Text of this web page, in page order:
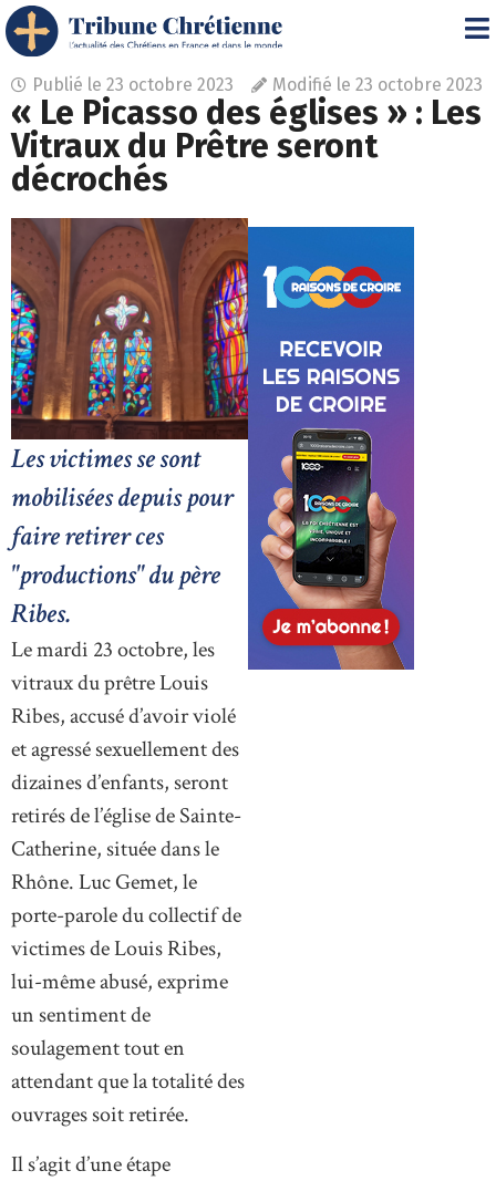
Publié le 23 octobre 2023 Modifié le 23 octobre 2023
« Le Picasso des églises » : Les
Vitraux du Prêtre seront
décrochés
Les victimes se sont
mobilisées depuis pour
faire retirer ces
"productions" du père
Ribes.
Le mardi 23 octobre, les
vitraux du prêtre Louis
Ribes, accusé d’avoir violé
et agressé sexuellement des
dizaines d’enfants, seront
retirés de l’église de Sainte-
Catherine, située dans le
Rhône. Luc Gemet, le
porte-parole du collectif de
victimes de Louis Ribes,
lui-même abusé, exprime
un sentiment de
soulagement tout en
attendant que la totalité des
ouvrages soit retirée.
Il s’agit d’une étape